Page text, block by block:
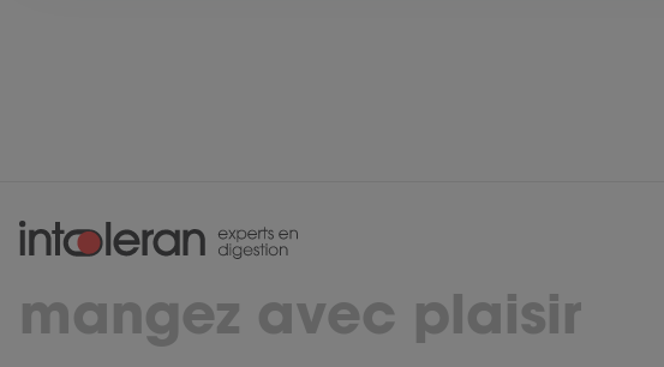
mangez avec plaisir